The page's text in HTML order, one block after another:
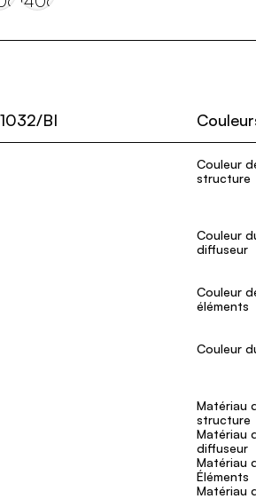
BI
Couleur
structure
Couleur
diffuseur
Couleur
éléments
Couleur
Matériau
structure
Matériau
diffuseur
Matériau
Éléments
Matériau